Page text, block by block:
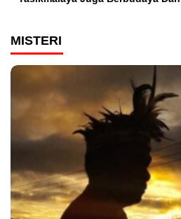
MISTERI